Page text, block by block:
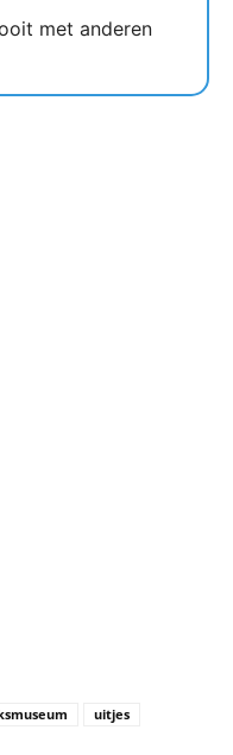
met anderen
uitjes